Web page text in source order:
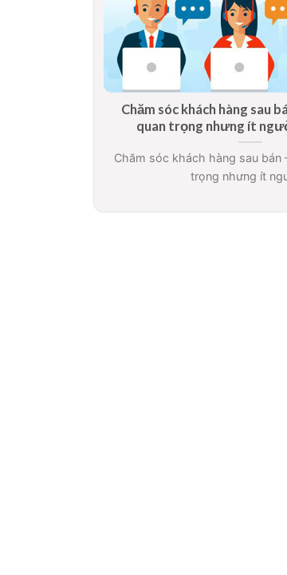
Chăm sóc khách hàng sau
quan trọng nhưng ít
Chăm sóc khách hàng sau bán
trọng nhưng ít